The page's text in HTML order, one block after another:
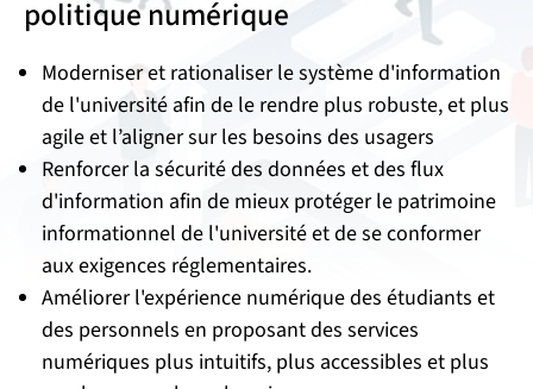
politique numérique
Moderniser et rationaliser le système d'information
de l'université afin de le rendre plus robuste, et plus
agile et l’aligner sur les besoins des usagers
Renforcer la sécurité des données et des flux
d'information afin de mieux protéger le patrimoine
informationnel de l'université et de se conformer
aux exigences réglementaires.
Améliorer l'expérience numérique des étudiants et
des personnels en proposant des services
numériques plus intuitifs, plus accessibles et plus